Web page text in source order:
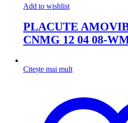
Add to wishlist
PLACUTE
CNMG 12 04 08-
Citește mai mult